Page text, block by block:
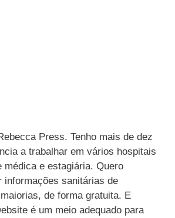
Press. Tenho mais de dez
a trabalhar em vários hospitais
médica e estagiária. Quero
informações sanitárias de
de forma gratuita. E
é um meio adequado para